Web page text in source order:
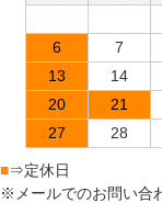
6
7
13
14
20
21
27
28
■⇒定休日
※メールでのお問い合